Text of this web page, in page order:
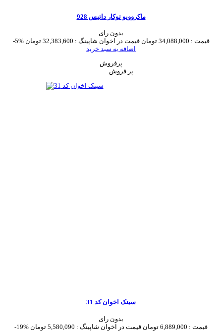
ماکروویو توکار داتیس 928
بدون رای
-5%
قیمت : 34,088,000 تومان قیمت در اخوان شاپینگ : 32,383,600 تومان
اضافه به سبد خرید
پرفروش
سینک اخوان کد 31
بدون رای
-19%
قیمت : 6,889,000 تومان قیمت در اخوان شاپینگ : 5,580,090 تومان